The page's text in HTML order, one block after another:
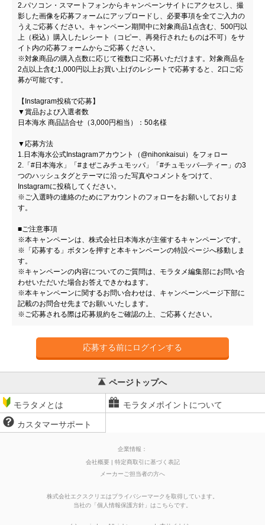
2.パソコン・スマートフォンからキャンペーンサイトにアクセスし、撮
影した画像を応募フォームにアップロードし、必要事項を全てご入力の
うえご応募ください。キャンペーン期間中に対象商品1点含む、500円以
上（税込）購入したレシート（コピー、再発行されたものは不可）をサ
イト内の応募フォームからご応募ください。
※対象商品の購入点数に応じて複数口ご応募いただけます。対象商品を
2点以上含む1,000円以上お買い上げのレシートで応募すると、2口ご応
募が可能です。
【Instagram投稿で応募】
▼賞品および入選者数
日本海水 商品詰合せ（3,000円相当）：50名様
▼応募方法
1.日本海水公式Instagramアカウント（@nihonkaisui）をフォロー
2.「#日本海水」「#まぜこみチュモッパ」「#チュモッパ―ティー」の3
つのハッシュタグとテーマに沿った写真やコメントをつけて、
Instagramに投稿してください。
※ご入選時の連絡のためにアカウントのフォローをお願いしておりま
す。
■ご注意事項
※本キャンペーンは、株式会社日本海水が主催するキャンペーンです。
※「応募する」ボタンを押すと本キャンペーンの特設ページへ移動しま
す。
※キャンペーンの内容についてのご質問は、モラタメ編集部にお問い合
わせいただいた場合お答えできかねます。
※本キャンペーンに関するお問い合わせは、キャンペーンページ下部に
記載のお問合せ先までお願いいたします。
※ご応募される際は応募規約をご確認の上、ご応募ください。
応募する前にログインする
ページトップへ
モラタメとは モラタメポイントについて
カスタマーサポート
企業情報：
会社概要
特定商取引に基づく表記
メーカーご担当者の方へ
株式会社エクスクリエはプライバシーマークを取得しています。
当社の 「個人情報保護方針 」はこちらです。